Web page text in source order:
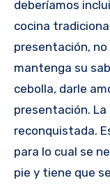
deberíamos
cocina
presentación,
mantenga su
cebolla, darle
presentación.
reconquistada.
para lo cual se
pie y tiene que